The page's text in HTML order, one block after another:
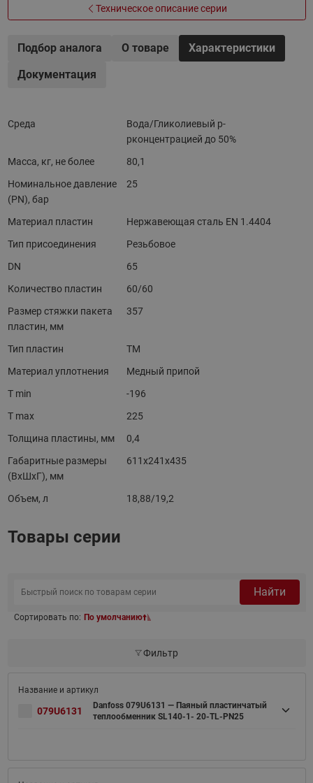
Техническое описание серии
Подбор аналога О товаре
Характеристики
Документация
Среда
Вода/Гликолиевый р-
рконцентрацией до 50%
Масса, кг, не более
80,1
Номинальное давление
(PN), бар
25
Материал пластин
Нержавеющая сталь EN 1.4404
Тип присоединения
Резьбовое
DN
65
Количество пластин
60/60
Размер стяжки пакета
пластин, мм
357
Тип пластин
TM
Материал уплотнения
Медный припой
T min
-196
T max
225
Толщина пластины, мм
0,4
Габаритные размеры
(ВхШхГ), мм
611x241x435
Объем, л 18,88/19,2
Товары серии
Найти
Сортировать по: По умолчанию
Фильтр
079U6131
Danfoss 079U6131 — Паяный пластинчатый
теплообменник SL140-1- 20-TL-PN25